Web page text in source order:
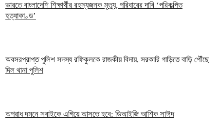
ভারতে বাংলাদেশি শিক্ষার্থীর রহস্যজনক মৃত্যু, পরিবারের দাবি ‘পরিকল্পিত
হত্যাকাণ্ড’
অবসরপ্রাপ্ত পুলিশ সদস্য রফিকুলকে রাজকীয় বিদায়, সরকারি গাড়িতে বাড়ি পৌঁছে
দিল থানা পুলিশ
অপরাধ দমনে সবাইকে এগিয়ে আসতে হবে: ডিআইজি আশিক সাঈদ